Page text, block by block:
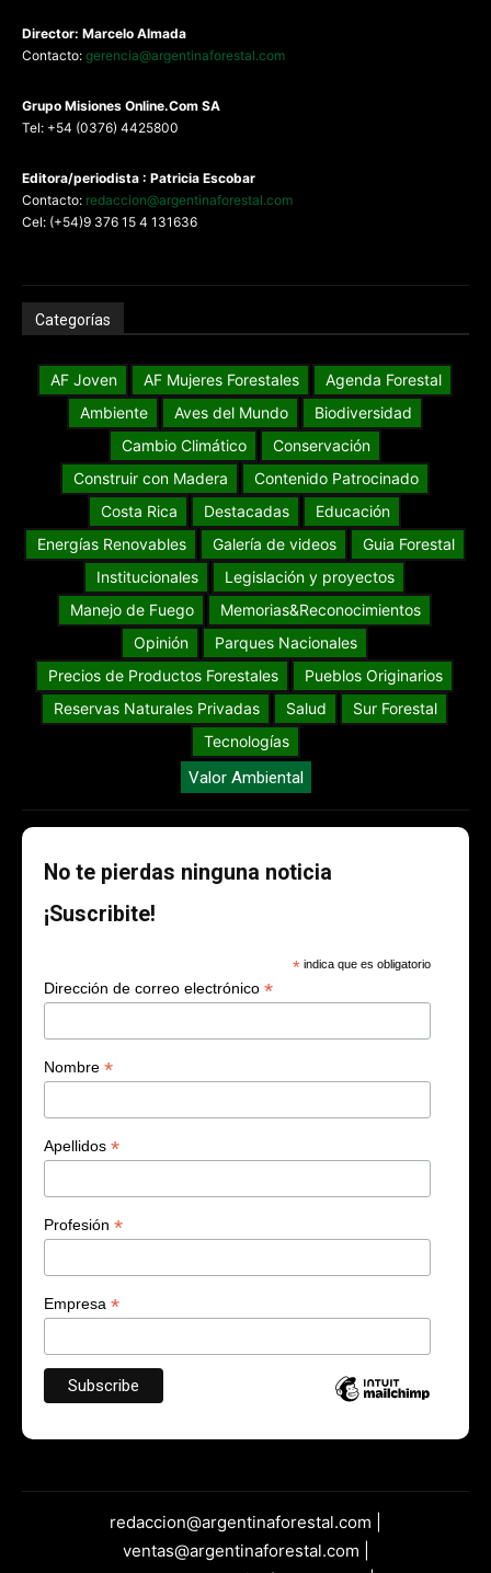
Director: Marcelo Almada
Contacto: gerencia@argentinaforestal.com
Grupo Misiones Online.Com SA
Tel: +54 (0376) 4425800
Editora/periodista : Patricia Escobar
Contacto: redaccion@argentinaforestal.com
Cel: (+54)9 376 15 4 131636
Categorías
AF Joven AF Mujeres Forestales
Agenda Forestal
Ambiente
Aves del Mundo
Biodiversidad
Cambio Climático
Conservación
Construir con Madera
Contenido Patrocinado
Costa Rica
Destacadas
Educación
Energías Renovables
Galería de videos
Guia Forestal
Institucionales
Legislación y proyectos
Manejo de Fuego
Memorias&Reconocimientos
Opinión
Parques Nacionales
Precios de Productos Forestales
Pueblos Originarios
Reservas Naturales Privadas
Salud
Sur Forestal
Tecnologías
Valor Ambiental
No te pierdas ninguna noticia
¡Suscribite!
* indica que es obligatorio
Dirección de correo electrónico *
Nombre *
Apellidos *
Profesión *
Empresa *
redaccion@argentinaforestal.com |
ventas@argentinaforestal.com |